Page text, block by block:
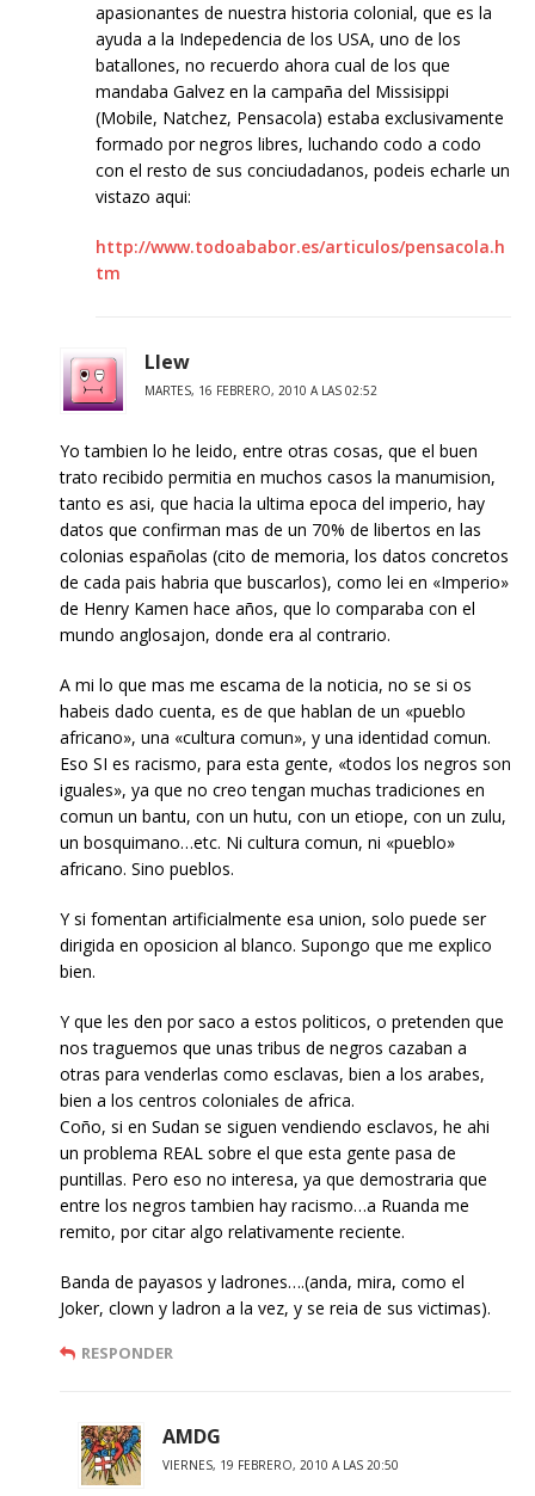
apasionantes de nuestra historia colonial, que es la
ayuda a la Indepedencia de los USA, uno de los
batallones, no recuerdo ahora cual de los que
mandaba Galvez en la campaña del Missisippi
(Mobile, Natchez, Pensacola) estaba exclusivamente
formado por negros libres, luchando codo a codo
con el resto de sus conciudadanos, podeis echarle un
vistazo aqui:
http://www.todoababor.es/articulos/pensacola.h
tm
Llew
MARTES, 16 FEBRERO, 2010 A LAS 02:52
Yo tambien lo he leido, entre otras cosas, que el buen
trato recibido permitia en muchos casos la manumision,
tanto es asi, que hacia la ultima epoca del imperio, hay
datos que confirman mas de un 70% de libertos en las
colonias españolas (cito de memoria, los datos concretos
de cada pais habria que buscarlos), como lei en «Imperio»
de Henry Kamen hace años, que lo comparaba con el
mundo anglosajon, donde era al contrario.
A mi lo que mas me escama de la noticia, no se si os
habeis dado cuenta, es de que hablan de un «pueblo
africano», una «cultura comun», y una identidad comun.
Eso SI es racismo, para esta gente, «todos los negros son
iguales», ya que no creo tengan muchas tradiciones en
comun un bantu, con un hutu, con un etiope, con un zulu,
un bosquimano…etc. Ni cultura comun, ni «pueblo»
africano. Sino pueblos.
Y si fomentan artificialmente esa union, solo puede ser
dirigida en oposicion al blanco. Supongo que me explico
bien.
Y que les den por saco a estos politicos, o pretenden que
nos traguemos que unas tribus de negros cazaban a
otras para venderlas como esclavas, bien a los arabes,
bien a los centros coloniales de africa.
Coño, si en Sudan se siguen vendiendo esclavos, he ahi
un problema REAL sobre el que esta gente pasa de
puntillas. Pero eso no interesa, ya que demostraria que
entre los negros tambien hay racismo…a Ruanda me
remito, por citar algo relativamente reciente.
Banda de payasos y ladrones….(anda, mira, como el
Joker, clown y ladron a la vez, y se reia de sus victimas).
RESPONDER
AMDG
VIERNES, 19 FEBRERO, 2010 A LAS 20:50